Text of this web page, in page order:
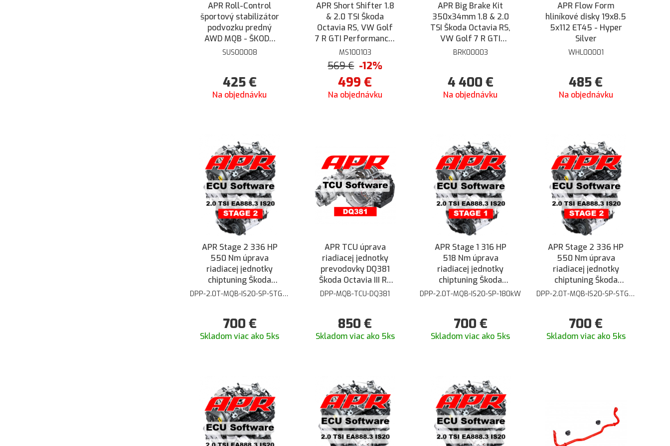
APR Roll-Control
športový stabilizátor
podvozku predný
AWD MQB - ŠKODA
Octavia III RS, VW
CUPRA FR
SUS00008
425€
Na objednávku
APR Short Shifter 1.8
& 2.0 TSI Škoda
Octavia RS, VW Golf
7 R GTI Performance,
Audi S3 8V, Seat Leon
5F Cupra FR
MS100103
569€ -12%
499€
Na objednávku
APR Big Brake Kit
350x34mm 1.8 & 2.0
TSI Škoda Octavia RS,
VW Golf 7 R GTI
Performance, Audi
BRK00003
4 400 €
Na objednávku
APR Flow Form
hliníkové disky 19x8.5
5x112 ET45 - Hyper
Silver
WHL00001
485€
Na objednávku
APR Stage 2 336 HP
550 Nm úprava
riadiacej jednotky
chiptuning Škoda
Octavia 3 RS Škoda
DPP-2.0T-MQB-IS20-SP-STG2-
700 €
Skladom viac ako 5ks
APR TCU úprava
riadiacej jednotky
prevodovky DQ381
Škoda Octavia III RS
Superb III Sportline
B8 AUDI A3 S3 8V TT
TTS 8S Seat Leon 5F
DPP-MQB-TCU-DQ381
850€
Skladom viac ako 5ks
APR Stage 1 316 HP
518 Nm úprava
riadiacej jednotky
chiptuning Škoda
Octavia 3 RS 245 2.0
DPP-2.0T-MQB-IS20-SP-180kW
700 €
Skladom viac ako 5ks
APR Stage 2 336 HP
550 Nm úprava
riadiacej jednotky
chiptuning Škoda
Octavia 3 RS 245 2.0
DPP-2.0T-MQB-IS20-SP-STG2-
700€
Skladom viac ako 5ks